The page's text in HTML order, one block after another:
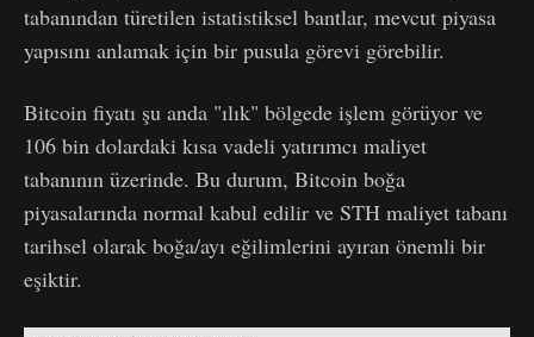
tabanından türetilen istatistiksel bantlar, mevcut piyasa
yapısını anlamak için bir pusula görevi görebilir.
Bitcoin fiyatı şu anda "ılık" bölgede işlem görüyor ve
106 bin dolardaki kısa vadeli yatırımcı maliyet
tabanının üzerinde. Bu durum, Bitcoin boğa
piyasalarında normal kabul edilir ve STH maliyet tabanı
tarihsel olarak boğa/ayı eğilimlerini ayıran önemli bir
eşiktir.